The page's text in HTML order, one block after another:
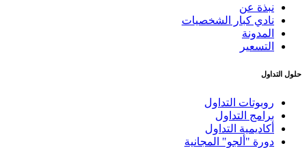
نبذة عن
نادي كبار الشخصيات
المدونة
التسعير
حلول التداول
روبوتات التداول
برامج التداول
أكاديمية التداول
دورة "ألجو" المجانية